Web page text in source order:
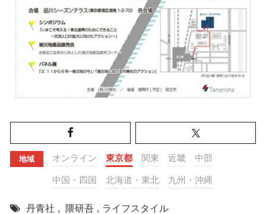
地域 オンライン 東京都 関東 近畿 中部
中国・四国 北海道・東北 九州・沖縄
丹青社 , 隈研吾 , ライフスタイル